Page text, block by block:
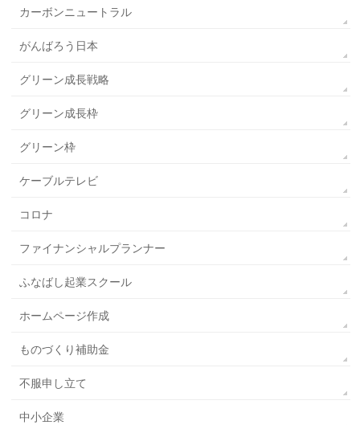
カーボンニュートラル
がんばろう日本
グリーン成長戦略
グリーン成長枠
グリーン枠
ケーブルテレビ
コロナ
ファイナンシャルプランナー
ふなばし起業スクール
ホームページ作成
ものづくり補助金
不服申し立て
中小企業